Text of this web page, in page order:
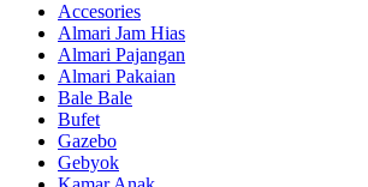
Accesories
Almari Jam Hias
Almari Pajangan
Almari Pakaian
Bale Bale
Bufet
Gazebo
Gebyok